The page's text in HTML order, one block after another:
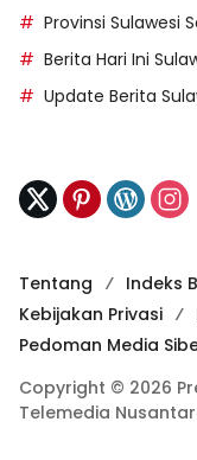
Provinsi Sulawesi
Berita Hari Ini
Update Berita
Tentang Indeks
Kebijakan Privasi
Pedoman Media
Copyright © 2026
Telemedia